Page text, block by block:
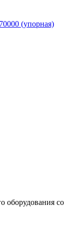
(упорная)
оборудования со